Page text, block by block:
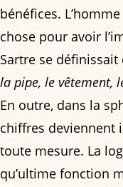
bénéfices.
chose pour avoir
Sartre se
la pipe, le vêtement,
En outre, dans la
chiffres deviennent
toute mesure. La
qu’ultime fonction